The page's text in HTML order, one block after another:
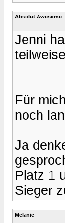
Absolut Awesome
Jenni
Für
noch
Ja
Platz 1
Sieger
Melanie